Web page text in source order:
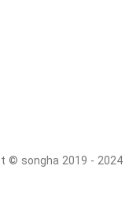
© songha 2019 - 2024